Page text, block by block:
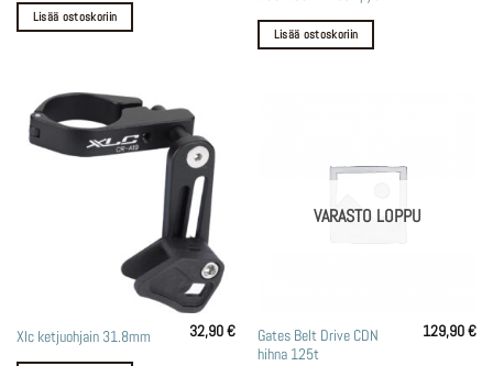
Lisää ostoskoriin
Lisää ostoskoriin
Xlc ketjuohjain 31.8mm 32,90€
VARASTO LOPPU
Gates Belt Drive CDN
hihna 125t
129,90€